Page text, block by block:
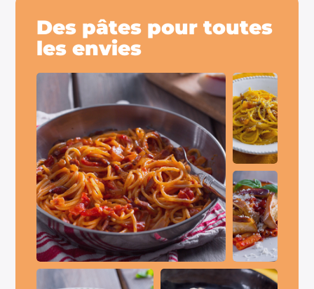
Des pâtes pour toutes
les envies